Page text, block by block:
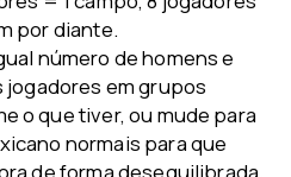
por diante.
número de homens e
jogadores em grupos
o que tiver, ou mude para
normais para que